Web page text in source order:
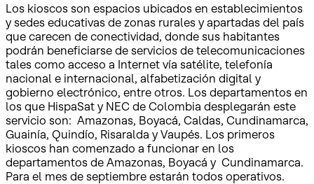
Los kioscos son espacios ubicados en establecimientos
y sedes educativas de zonas rurales y apartadas del país
que carecen de conectividad, donde sus habitantes
podrán beneficiarse de servicios de telecomunicaciones
tales como acceso a Internet vía satélite, telefonía
nacional e internacional, alfabetización digital y
gobierno electrónico, entre otros. Los departamentos en
los que HispaSat y NEC de Colombia desplegarán este
servicio son: Amazonas, Boyacá, Caldas, Cundinamarca,
Guainía, Quindío, Risaralda y Vaupés. Los primeros
kioscos han comenzado a funcionar en los
departamentos de Amazonas, Boyacá y Cundinamarca.
Para el mes de septiembre estarán todos operativos.